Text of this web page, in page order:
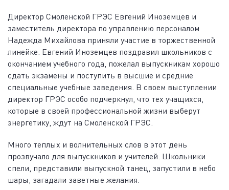
Директор Смоленской ГРЭС Евгений Иноземцев и
заместитель директора по управлению персоналом
Надежда Михайлова приняли участие в торжественной
линейке. Евгений Иноземцев поздравил школьников с
окончанием учебного года, пожелал выпускникам хорошо
сдать экзамены и поступить в высшие и средние
специальные учебные заведения. В своем выступлении
директор ГРЭС особо подчеркнул, что тех учащихся,
которые в своей профессиональной жизни выберут
энергетику, ждут на Смоленской ГРЭС.
Много теплых и волнительных слов в этот день
прозвучало для выпускников и учителей. Школьники
спели, представили выпускной танец, запустили в небо
шары, загадали заветные желания.